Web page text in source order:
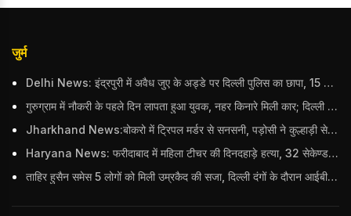
जुर्म
Delhi News: इंद्रपुरी में अवैध जुए के अड्डे पर दिल्ली पुलिस का छापा, 15 जुआरियों को पकड़ा; ₹3.61 लाख नकद और अन्य सामान बरामद
गुरुग्राम में नौकरी के पहले दिन लापता हुआ युवक, नहर किनारे मिली कार; दिल्ली पुलिस ने दर्ज की FIR
Jharkhand News:बोकरो में ट्रिपल मर्डर से सनसनी, पड़ोसी ने कुल्हाड़ी से पति-पत्नी और बहु की हत्या की
Haryana News: फरीदाबाद में महिला टीचर की दिनदहाड़े हत्या, 32 सेकेण्ड में 34 बार किया वार
ताहिर हुसैन समेस 5 लोगों को मिली उम्रकैद की सजा, दिल्ली दंगों के दौरान आईबी अधिकारी का किया था कत्ल